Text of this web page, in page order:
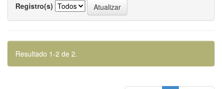
Registro(s)
Resultado 1-2 de 2.